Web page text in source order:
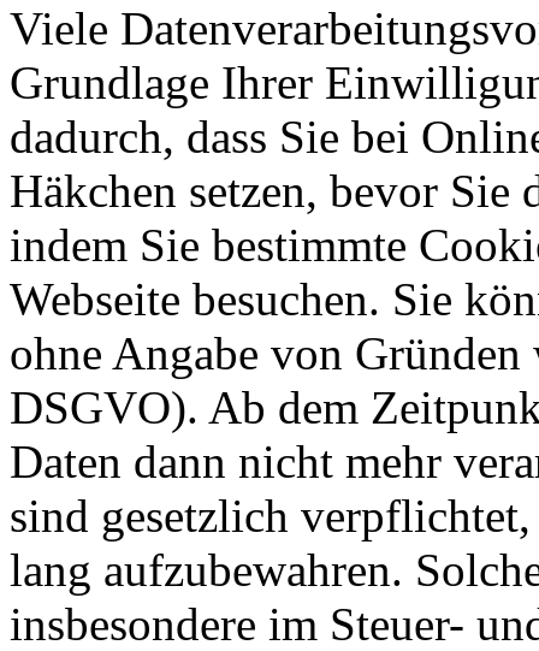
Viele
Grundlage Ihrer
dadurch, dass Sie bei
Häkchen setzen, bevor Sie
indem Sie bestimmte
Webseite besuchen. Sie
ohne Angabe von
DSGVO). Ab dem
Daten dann nicht mehr
sind gesetzlich
lang aufzubewahren.
insbesondere im Steuer-